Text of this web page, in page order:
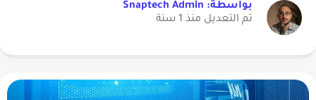
بواسطة: Snaptech Admin
تم التعديل منذ 1 سنة